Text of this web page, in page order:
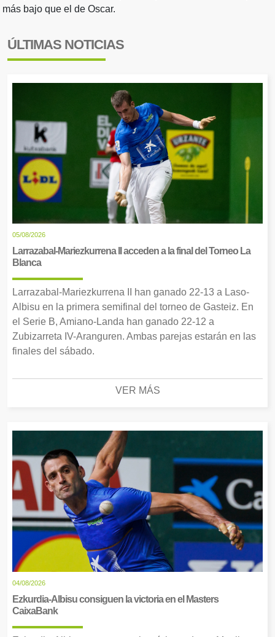
más bajo que el de Oscar.
ÚLTIMAS NOTICIAS
05/08/2026
Larrazabal-Mariezkurrena II acceden a la final del Torneo La
Blanca
Larrazabal-Mariezkurrena II han ganado 22-13 a Laso-
Albisu en la primera semifinal del torneo de Gasteiz. En
el Serie B, Amiano-Landa han ganado 22-12 a
Zubizarreta IV-Aranguren. Ambas parejas estarán en las
finales del sábado.
VER MÁS
04/08/2026
Ezkurdia-Albisu consiguen la victoria en el Masters
CaixaBank